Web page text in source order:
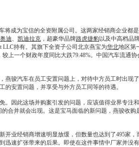
将成为宝信的全资附属公司。这两家经销商企业都
奥迪、 凯迪拉克 ，超豪华品牌路虎捷豹以及中高档品
LLC持有。其旗下全资子公司北京燕宝为华北地区第
上一个财政年度同比大跌79.48%。中国汽车流通
骏汽车在员工安置问题上，对待中方员工时出现
安置问题，并享受与外方员工同等的待遇。
。因此这场并购案引发的问题，应该值得业界专注
的合并就会出现。这是宝马面临的新问题，燕骏收购
开业经销商增速明显放缓，但数量也达到了495家，
迅速扩张带来的后果。即使在这件事情中厂家并没